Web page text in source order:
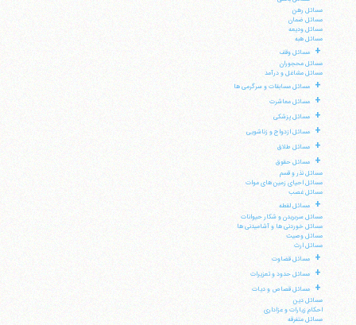
مسائل رهن
مسائل ضمان
مسائل ودیعه
مسائل هبه
+
مسائل وقف
مسائل محجوران
مسائل مشاغل و درآمد
+ مسائل مسابقات و سرگرمی ها
+ مسائل معاشرت
+ مسائل پزشکی
+ مسائل ازدواج و زناشویی
+ مسائل طلاق
+
مسائل حقوق
مسائل نذر و قسم
مسائل احیای زمین های موات
مسائل غصب
+
مسائل لقطه
مسائل سربریدن و شکار حیوانات
مسائل خوردنی ها و آشامیدنی ها
مسائل وصیت
مسائل ارث
+ مسائل قضاوت
+ مسائل حدود و تعزیرات
+
مسائل قصاص و دیات
مسائل دین
احکام زیارات و عزاداری
مسائل متفرقه